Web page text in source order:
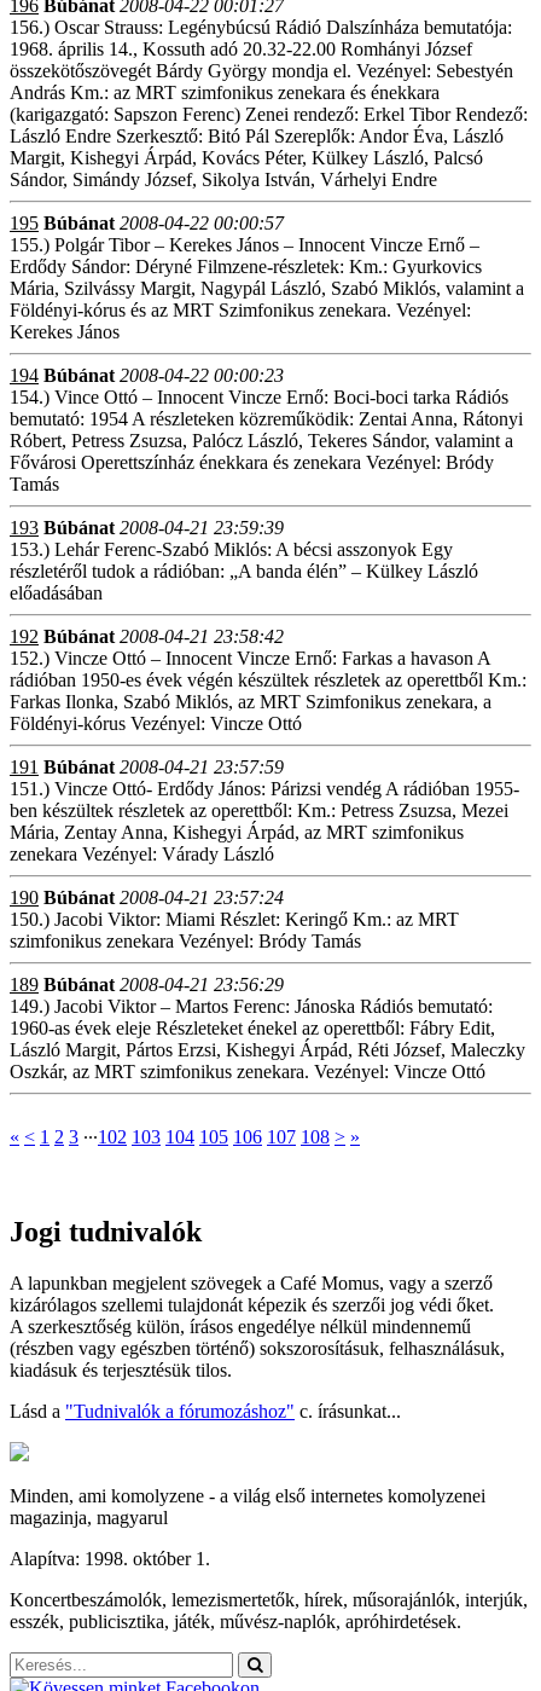
196 Búbánat 2008-04-22 00:01:27
156.) Oscar Strauss: Legénybúcsú Rádió Dalszínháza bemutatója:
1968. április 14., Kossuth adó 20.32-22.00 Romhányi József
összekötőszövegét Bárdy György mondja el. Vezényel: Sebestyén
András Km.: az MRT szimfonikus zenekara és énekkara
(karigazgató: Sapszon Ferenc) Zenei rendező: Erkel Tibor Rendező:
László Endre Szerkesztő: Bitó Pál Szereplők: Andor Éva, László
Margit, Kishegyi Árpád, Kovács Péter, Külkey László, Palcsó
Sándor, Simándy József, Sikolya István, Várhelyi Endre
195 Búbánat 2008-04-22 00:00:57
155.) Polgár Tibor – Kerekes János – Innocent Vincze Ernő –
Erdődy Sándor: Déryné Filmzene-részletek: Km.: Gyurkovics
Mária, Szilvássy Margit, Nagypál László, Szabó Miklós, valamint a
Földényi-kórus és az MRT Szimfonikus zenekara. Vezényel:
Kerekes János
194 Búbánat 2008-04-22 00:00:23
154.) Vince Ottó – Innocent Vincze Ernő: Boci-boci tarka Rádiós
bemutató: 1954 A részleteken közreműködik: Zentai Anna, Rátonyi
Róbert, Petress Zsuzsa, Palócz László, Tekeres Sándor, valamint a
Fővárosi Operettszínház énekkara és zenekara Vezényel: Bródy
Tamás
193 Búbánat 2008-04-21 23:59:39
153.) Lehár Ferenc-Szabó Miklós: A bécsi asszonyok Egy
részletéről tudok a rádióban: „A banda élén” – Külkey László
előadásában
192 Búbánat 2008-04-21 23:58:42
152.) Vincze Ottó – Innocent Vincze Ernő: Farkas a havason A
rádióban 1950-es évek végén készültek részletek az operettből Km.:
Farkas Ilonka, Szabó Miklós, az MRT Szimfonikus zenekara, a
Földényi-kórus Vezényel: Vincze Ottó
191 Búbánat 2008-04-21 23:57:59
151.) Vincze Ottó- Erdődy János: Párizsi vendég A rádióban 1955-
ben készültek részletek az operettből: Km.: Petress Zsuzsa, Mezei
Mária, Zentay Anna, Kishegyi Árpád, az MRT szimfonikus
zenekara Vezényel: Várady László
190 Búbánat 2008-04-21 23:57:24
150.) Jacobi Viktor: Miami Részlet: Keringő Km.: az MRT
szimfonikus zenekara Vezényel: Bródy Tamás
189 Búbánat 2008-04-21 23:56:29
149.) Jacobi Viktor – Martos Ferenc: Jánoska Rádiós bemutató:
1960-as évek eleje Részleteket énekel az operettből: Fábry Edit,
László Margit, Pártos Erzsi, Kishegyi Árpád, Réti József, Maleczky
Oszkár, az MRT szimfonikus zenekara. Vezényel: Vincze Ottó
« < 1 2 3 ∙∙∙102 103 104 105 106 107 108 > »
Jogi tudnivalók
A lapunkban megjelent szövegek a Café Momus, vagy a szerző
kizárólagos szellemi tulajdonát képezik és szerzői jog védi őket.
A szerkesztőség külön, írásos engedélye nélkül mindennemű
(részben vagy egészben történő) sokszorosításuk, felhasználásuk,
kiadásuk és terjesztésük tilos.
Lásd a "Tudnivalók a fórumozáshoz" c. írásunkat...
Minden, ami komolyzene - a világ első internetes komolyzenei
magazinja, magyarul
Alapítva: 1998. október 1.
Koncertbeszámolók, lemezismertetők, hírek, műsorajánlók, interjúk,
esszék, publicisztika, játék, művész-naplók, apróhirdetések.